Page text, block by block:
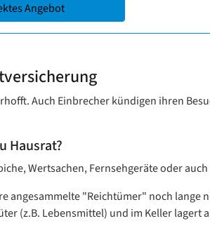
Angebot
Auch Einbrecher kündigen ihren
Hausrat?
Wertsachen, Fernsehgeräte oder
angesammelte "Reichtümer" noch lange
(z.B. Lebensmittel) und im Keller lagert